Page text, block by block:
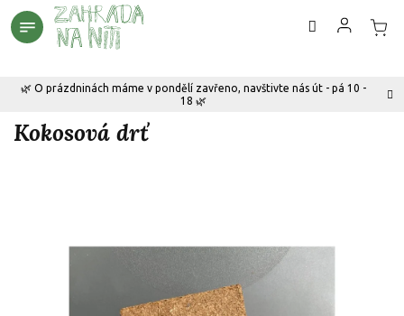
Přejít
na
🌿 O prázdninách máme v pondělí zavřeno, navštivte nás út - pá 10 -
18 🌿
Kokosová drť